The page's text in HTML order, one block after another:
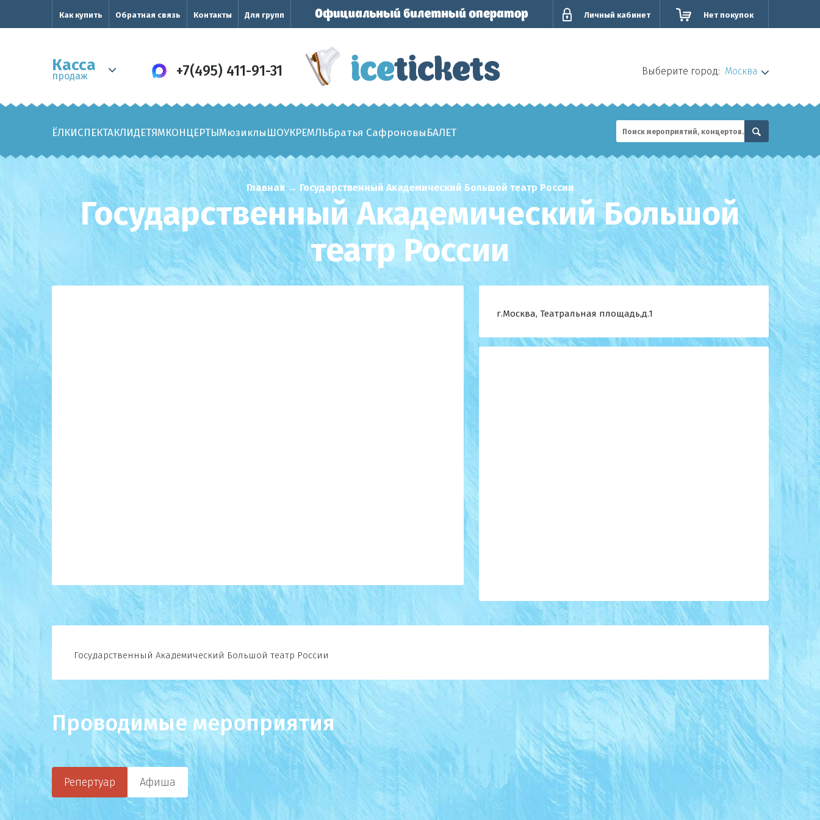
Как купить Обратная связь Контакты Для групп Личный кабинет Нет покупок
Касса
продаж +7(495) 411-91-31 Выберите город: Москва
ЁЛКИСПЕКТАКЛИДЕТЯМКОНЦЕРТЫМюзиклыШОУКРЕМЛЬБратья СафроновыБАЛЕТ
Главная → Государственный Академический Большой театр России
Государственный Академический Большой
театр России
г.Москва, Театральная площадь,д.1
Государственный Академический Большой театр России
Проводимые мероприятия
Репертуар Афиша